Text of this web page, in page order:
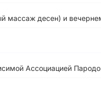
десен) и
Ассоциацией